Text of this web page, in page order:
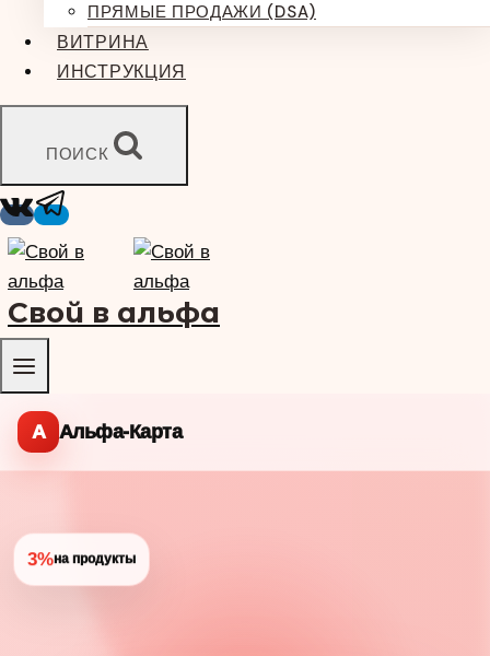
ПРЯМЫЕ ПРОДАЖИ (DSA)
ВИТРИНА
ИНСТРУКЦИЯ
ПОИСК
Свой в альфа
А Альфа-Карта
3%на продукты